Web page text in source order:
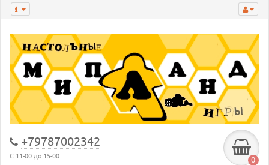
+79787002342
С 11-00 до 15-00 0